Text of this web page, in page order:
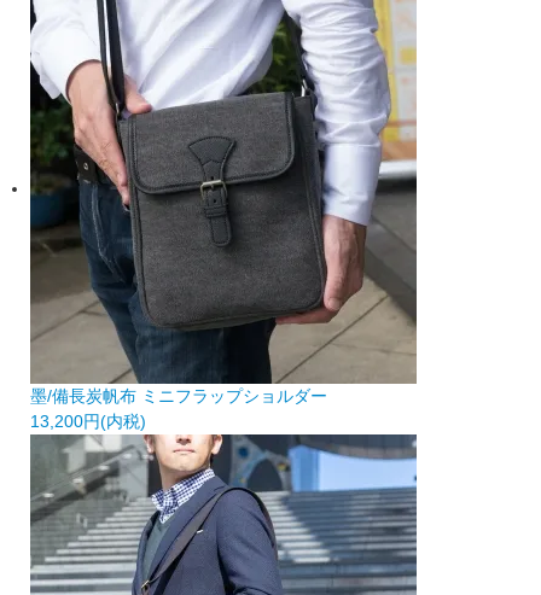
墨/備長炭帆布 ミニフラップショルダー
13,200円(内税)